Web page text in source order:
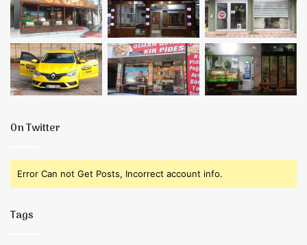
On Twitter
Error Can not Get Posts, Incorrect account info.
Tags